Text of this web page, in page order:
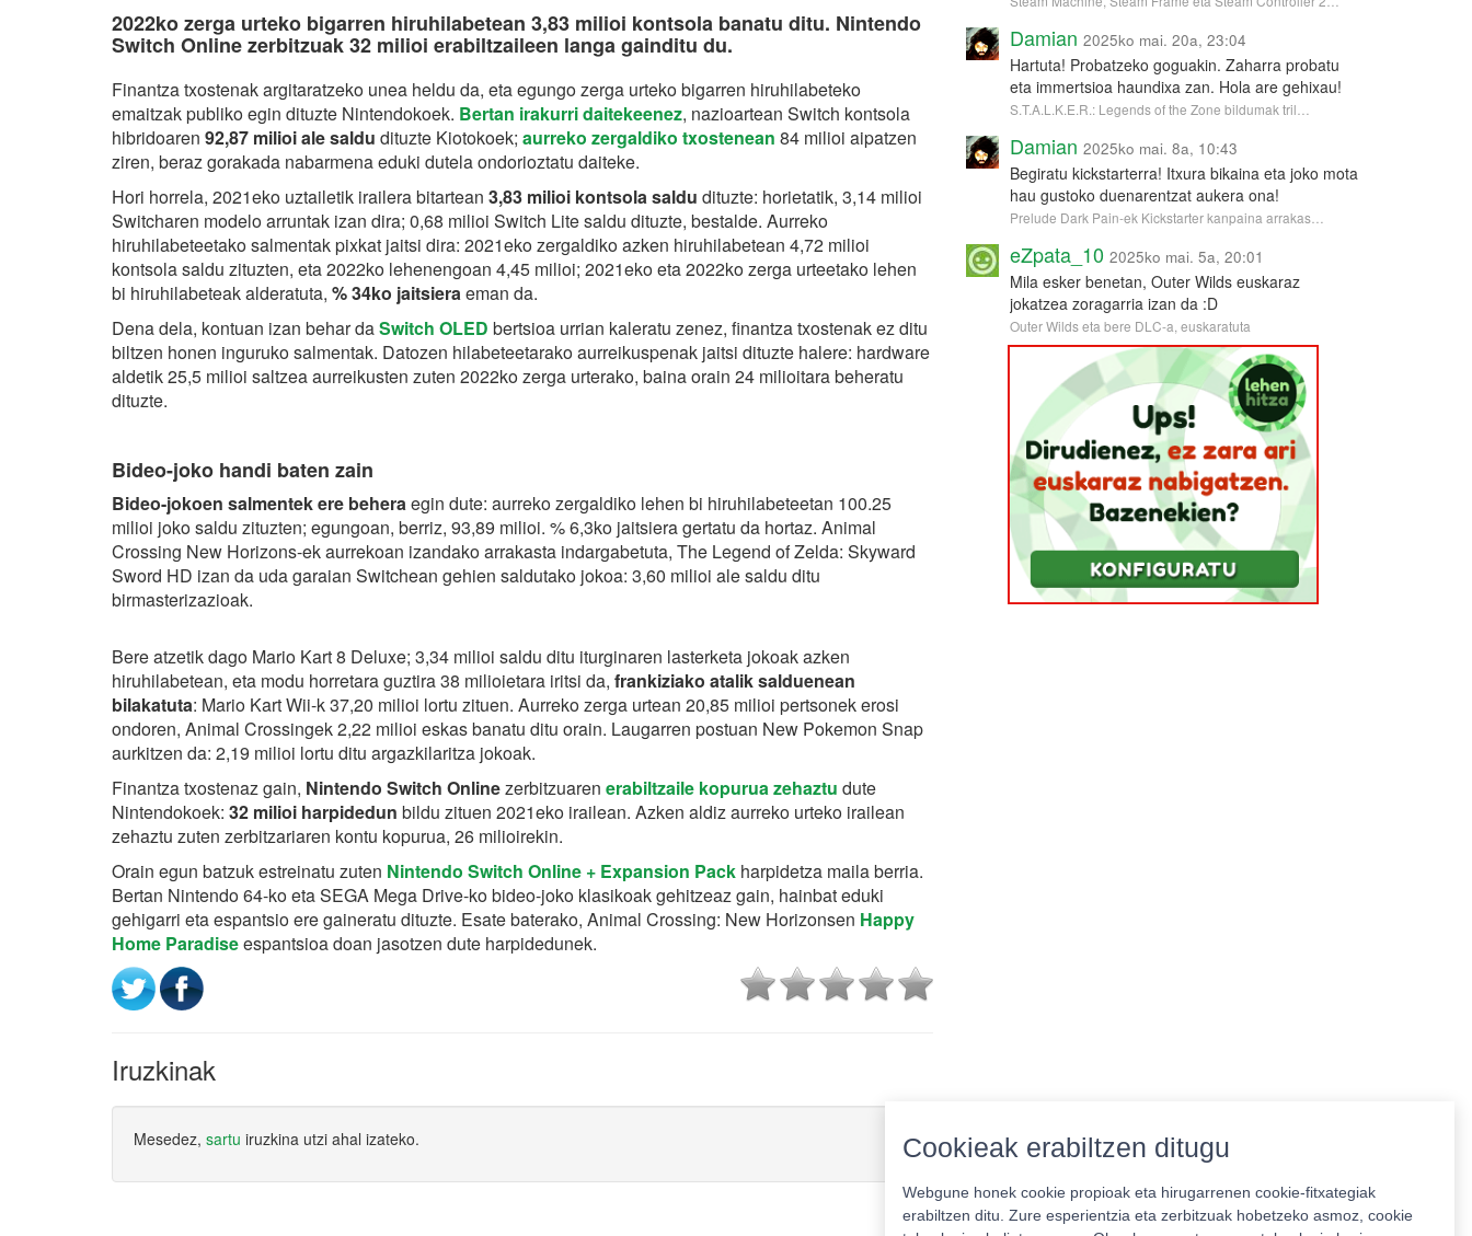
2022ko zerga urteko bigarren hiruhilabetean 3,83 milioi kontsola banatu ditu. Nintendo
Switch Online zerbitzuak 32 milioi erabiltzaileen langa gainditu du.
Finantza txostenak argitaratzeko unea heldu da, eta egungo zerga urteko bigarren hiruhilabeteko
emaitzak publiko egin dituzte Nintendokoek. Bertan irakurri daitekeenez, nazioartean Switch kontsola
hibridoaren 92,87 milioi ale saldu dituzte Kiotokoek; aurreko zergaldiko txostenean 84 milioi aipatzen
ziren, beraz gorakada nabarmena eduki dutela ondorioztatu daiteke.
Hori horrela, 2021eko uztailetik irailera bitartean 3,83 milioi kontsola saldu dituzte: horietatik, 3,14 milioi
Switcharen modelo arruntak izan dira; 0,68 milioi Switch Lite saldu dituzte, bestalde. Aurreko
hiruhilabeteetako salmentak pixkat jaitsi dira: 2021eko zergaldiko azken hiruhilabetean 4,72 milioi
kontsola saldu zituzten, eta 2022ko lehenengoan 4,45 milioi; 2021eko eta 2022ko zerga urteetako lehen
bi hiruhilabeteak alderatuta, % 34ko jaitsieraeman da.
Dena dela, kontuan izan behar daSwitch OLED bertsioa urrian kaleratu zenez, finantza txostenak ez ditu
biltzen honen inguruko salmentak. Datozen hilabeteetarako aurreikuspenak jaitsi dituzte halere: hardware
aldetik 25,5 milioi saltzea aurreikusten zuten 2022ko zerga urterako, baina orain 24 milioitara beheratu
dituzte.
Bideo-joko handi baten zain
Bideo-jokoen salmentek ere beheraegin dute: aurreko zergaldiko lehen bi hiruhilabeteetan 100.25
milioi joko saldu zituzten; egungoan, berriz, 93,89 milioi. % 6,3ko jaitsiera gertatu da hortaz. Animal
Crossing New Horizons-ek aurrekoan izandako arrakasta indargabetuta, The Legend of Zelda: Skyward
Sword HD izan da uda garaian Switchean gehien saldutako jokoa: 3,60 milioi ale saldu ditu
birmasterizazioak.
Bere atzetik dago Mario Kart 8 Deluxe; 3,34 milioi saldu ditu iturginaren lasterketa jokoak azken
hiruhilabetean, eta modu horretara guztira 38 milioietara iritsi da, frankiziako atalik salduenean
bilakatuta: Mario Kart Wii-k 37,20 milioi lortu zituen. Aurreko zerga urtean 20,85 milioi pertsonek erosi
ondoren, Animal Crossingek 2,22 milioi eskas banatu ditu orain. Laugarren postuan New Pokemon Snap
aurkitzen da: 2,19 milioi lortu ditu argazkilaritza jokoak.
Finantza txostenaz gain, Nintendo Switch Onlinezerbitzuaren erabiltzaile kopurua zehaztu dute
Nintendokoek: 32 milioi harpidedun bildu zituen 2021eko irailean. Azken aldiz aurreko urteko irailean
zehaztu zuten zerbitzariaren kontu kopurua, 26 milioirekin.
Orain egun batzuk estreinatu zuten Nintendo Switch Online + Expansion Pack harpidetza maila berria.
Bertan Nintendo 64-ko eta SEGA Mega Drive-ko bideo-joko klasikoak gehitzeaz gain, hainbat eduki
gehigarri eta espantsio ere gaineratu dituzte. Esate baterako, Animal Crossing: New Horizonsen Happy
Home Paradiseespantsioa doan jasotzen dute harpidedunek.
Iruzkinak
Mesedez, sartu iruzkina utzi ahal izateko.
Damian 2025ko mai. 20a, 23:04
Hartuta! Probatzeko goguakin. Zaharra probatu
eta immertsioa haundixa zan. Hola are gehixau!
S.T.A.L.K.E.R.: Legends of the Zone bildumak tril…
Damian 2025ko mai. 8a, 10:43
Begiratu kickstarterra! Itxura bikaina eta joko mota
hau gustoko duenarentzat aukera ona!
Prelude Dark Pain-ek Kickstarter kanpaina arrakas…
eZpata_10 2025ko mai. 5a, 20:01
Mila esker benetan, Outer Wilds euskaraz
jokatzea zoragarria izan da :D
Outer Wilds eta bere DLC-a, euskaratuta
Cookieak erabiltzen ditugu
Webgune honek cookie propioak eta hirugarrenen cookie-fitxategiak
erabiltzen ditu. Zure esperientzia eta zerbitzuak hobetzeko asmoz, cookie